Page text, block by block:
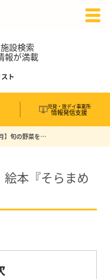
設検索
報が満載
ト
児発・放デイ事業所
情報発信支援
【5月】旬の野菜を題材に！絵本『そらまめくんのベッド』
絵本『そらまめ